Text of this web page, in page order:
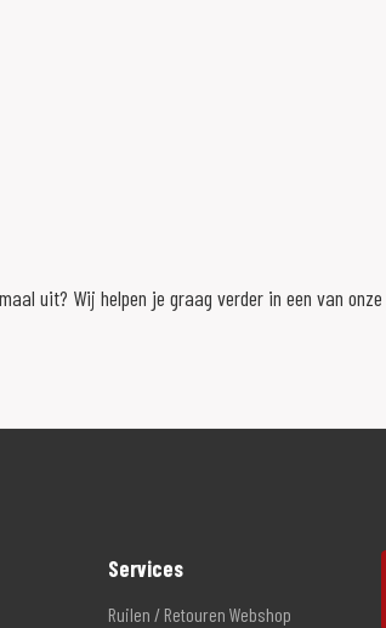
uit? Wij helpen je graag verder in een van onze
Services
Ruilen / Retouren Webshop